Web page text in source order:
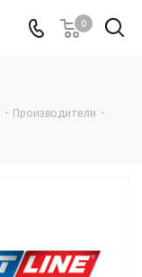
0
- Производители -